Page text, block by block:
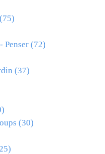
(75)
Penser (72)
(37)
(30)